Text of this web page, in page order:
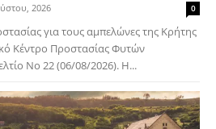
2026 0
για τους αμπελώνες της Κρήτης
Κέντρο Προστασίας Φυτών
Νο 22 (06/08/2026). Η...